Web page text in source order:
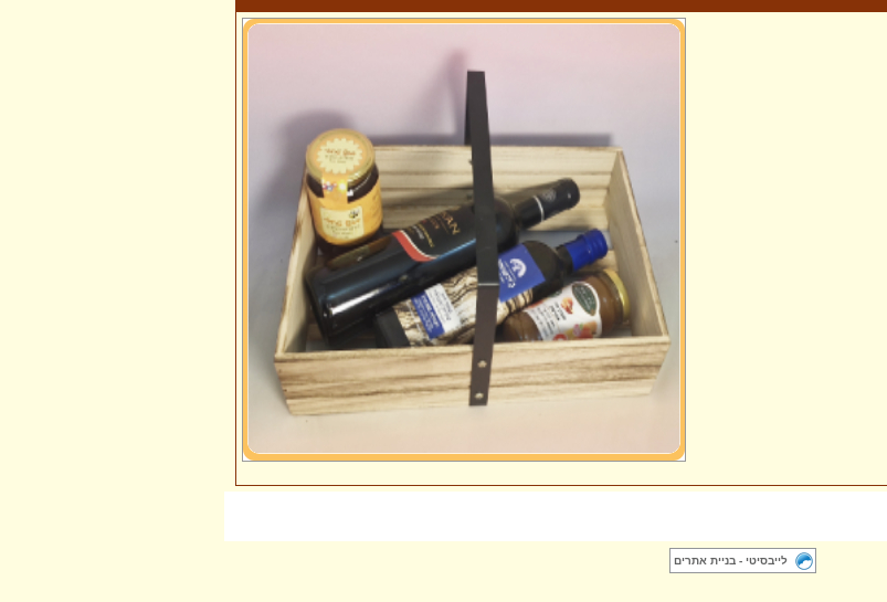
לייבסיטי - בניית אתרים